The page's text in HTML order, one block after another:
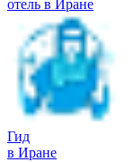
отель в Иране
Гид
в Иране